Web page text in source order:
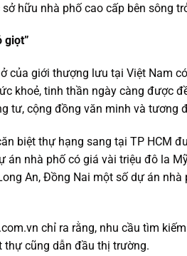
hữu nhà phố cao cấp bên sông
giọt”
của giới thượng lưu tại Việt Nam
khoẻ, tinh thần ngày càng được
tư, cộng đồng văn minh và
biệt thự hạng sang tại TP HCM
án nhà phố có giá vài triệu đô la
An, Đồng Nai một số dự án
chỉ ra rằng, nhu cầu tìm
thự cũng dẫn đầu thị trường.